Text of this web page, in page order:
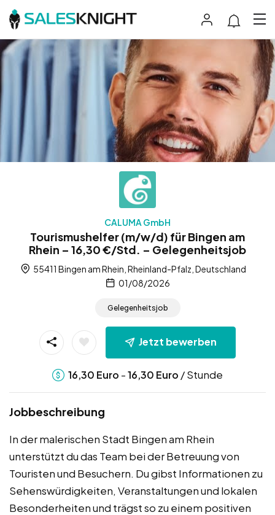
CALUMA GmbH
Tourismushelfer (m/w/d) für Bingen am
Rhein – 16,30 €/Std. – Gelegenheitsjob
55411 Bingen am Rhein, Rheinland-Pfalz, Deutschland
01/08/2026
Gelegenheitsjob
Jetzt bewerben
16,30 Euro -16,30 Euro / Stunde
Jobbeschreibung
In der malerischen Stadt Bingen am Rhein
unterstützt du das Team bei der Betreuung von
Touristen und Besuchern. Du gibst Informationen zu
Sehenswürdigkeiten, Veranstaltungen und lokalen
Besonderheiten und trägst so zu einem positiven